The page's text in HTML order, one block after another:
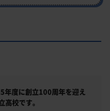
年度に創立100周年を迎え
高校です。